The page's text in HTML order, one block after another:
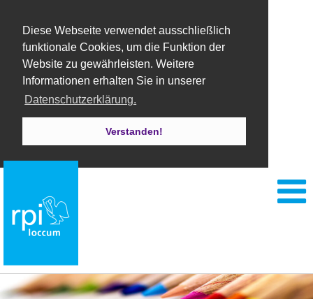
Diese Webseite verwendet ausschließlich
funktionale Cookies, um die Funktion der
Website zu gewährleisten. Weitere
Informationen erhalten Sie in unserer
Datenschutzerklärung.
Verstanden!